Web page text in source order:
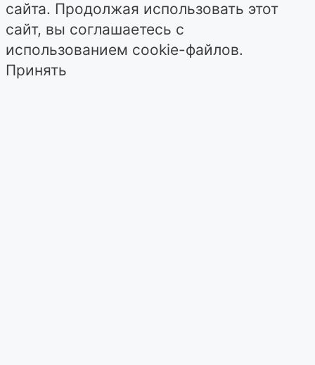
сайта. Продолжая использовать этот
сайт, вы соглашаетесь с
использованием cookie-файлов.
Принять